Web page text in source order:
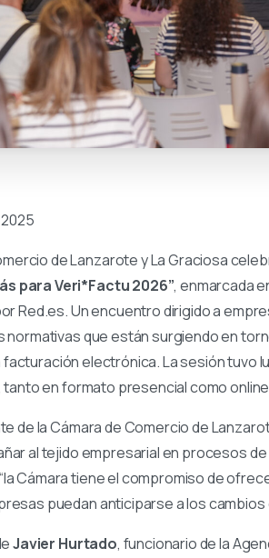
de Lanzarote y La Graciosa
para Veri*Factu 2026”, enmarcada
Red.es. Un encuentro dirigido a
que están surgiendo en
electrónica. La sesión tuvo
en formato presencial como
de la Cámara de Comercio de
al tejido empresarial en procesos
Cámara tiene el compromiso de
puedan anticiparse a los cambios
Javier Hurtado, funcionario de la